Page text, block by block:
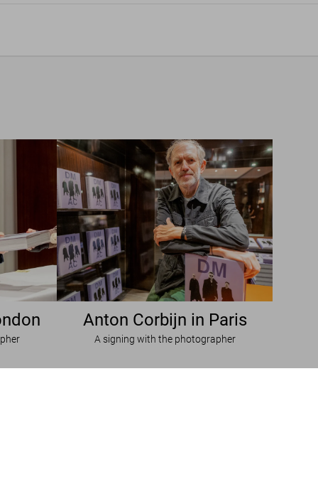
Anton Corbijn in Paris
A signing with the photographer